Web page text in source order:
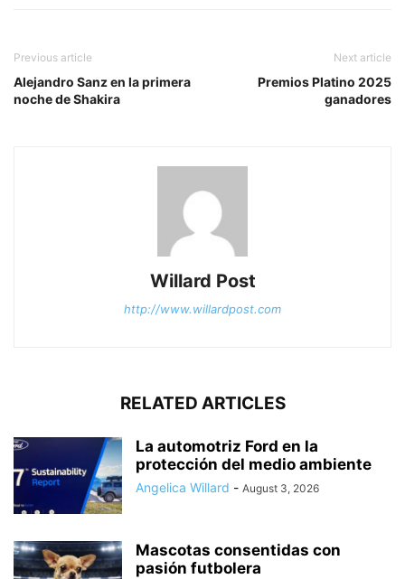
Previous article
Alejandro Sanz en la primera
noche de Shakira
Next article
Premios Platino 2025
ganadores
Willard Post
http://www.willardpost.com
RELATED ARTICLES
La automotriz Ford en la
protección del medio ambiente
Angelica Willard - August 3, 2026
Mascotas consentidas con
pasión futbolera